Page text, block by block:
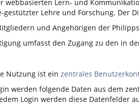
webbasierten Lern- und
Lehre und Forschung. Der
und Angehörigen der
umfasst den Zugang zu den in
Nutzung ist ein zentrales
werden folgende Daten aus dem
Login werden diese Datenfelder